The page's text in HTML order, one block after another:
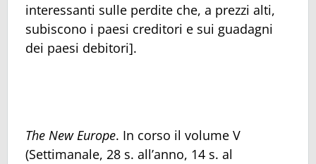
interessanti sulle perdite che, a prezzi alti,
subiscono i paesi creditori e sui guadagni
dei paesi debitori].
The New Europe. In corso il volume V
(Settimanale, 28 s. all’anno, 14 s. al